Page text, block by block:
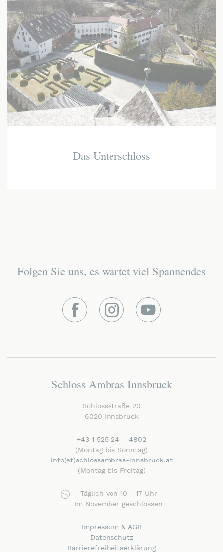
Das Unterschloss
Folgen Sie uns, es wartet viel Spannendes
Facebook Instagram
Schloss Ambras Innsbruck
Schlossstraße 20
6020 Innsbruck
+43 1 525 24 – 4802
(Montag bis Sonntag)
info(at)schlossambras-innsbruck.at
(Montag bis Freitag)
Täglich von 10 - 17 Uhr
Im November geschlossen
Impressum & AGB
Datenschutz
Barrierefreiheitserklärung